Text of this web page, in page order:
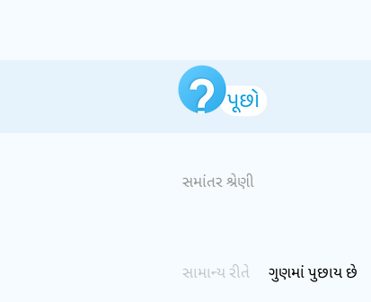
ગુણમાં પુછાય છે
સામાન્ય રીતે
સમાંતર શ્રેણી